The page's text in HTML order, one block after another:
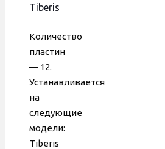
Tiberis
148 мм,
12 пл.,
Leberg
(крест
аналог,
30631400300112
Количество
пластин
— 12.
Устанавливается
на
следующие
модели:
Tiberis